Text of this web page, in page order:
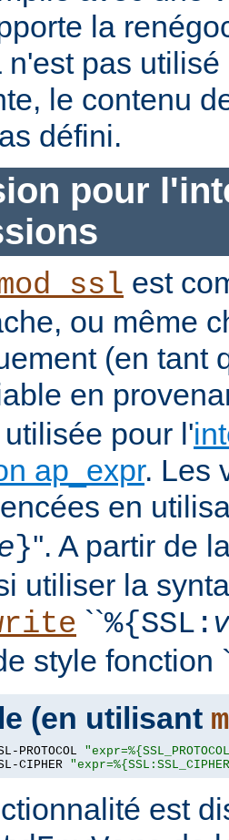
la
n'est pas
le contenu
défini.
pour
est
ou même
(en tant
en
pour l'
ap_expr. Les
en
}''. A partir de
utiliser la
``%{SSL:
style fonction
(en utilisant
PROTOCOL
CIPHER
est